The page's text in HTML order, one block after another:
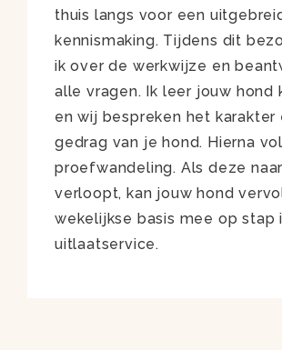
thuis langs voor een
kennismaking. Tijdens dit
ik over de werkwijze en
alle vragen. Ik leer jouw hond
en wij bespreken het karakter
gedrag van je hond. Hierna
proefwandeling. Als deze
verloopt, kan jouw hond
wekelijkse basis mee op stap
uitlaatservice.